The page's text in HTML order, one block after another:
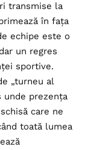
transmise la
în fața
echipe este o
un regres
sportive.
„turneu al
unde prezența
care ne
toată lumea